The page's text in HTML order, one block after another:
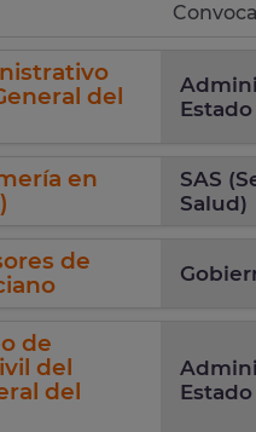
del
Estado
en
SAS
Salud)
de
de
del
del
Estado